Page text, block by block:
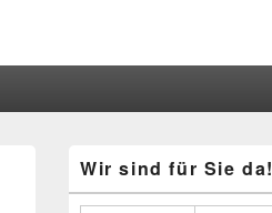
Seitenleisten
Widget-
Wir sind für Sie da!